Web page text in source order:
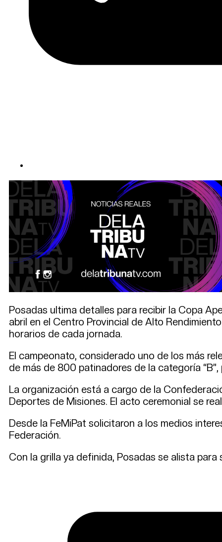
Posadas ultima detalles para recibir la Copa
abril en el Centro Provincial de Alto
horarios de cada jornada.
El campeonato, considerado uno de los más
de más de 800 patinadores de la categoría
La organización está a cargo de la
Deportes de Misiones. El acto ceremonial se
Desde la FeMiPat solicitaron a los medios
Federación.
Con la grilla ya definida, Posadas se alista